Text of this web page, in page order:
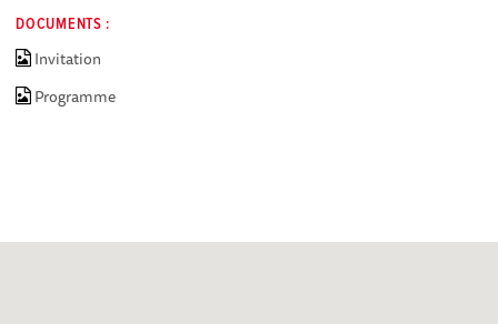
DOCUMENTS :
Invitation
Programme